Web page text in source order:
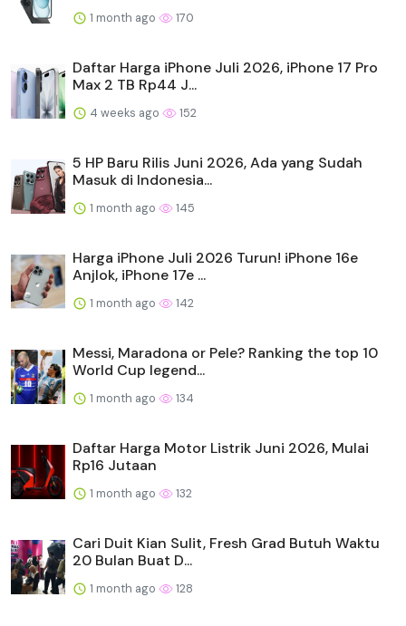
1 month ago 170
Daftar Harga iPhone Juli 2026, iPhone 17 Pro
Max 2 TB Rp44 J...
4 weeks ago 152
5 HP Baru Rilis Juni 2026, Ada yang Sudah
Masuk di Indonesia...
1 month ago 145
Harga iPhone Juli 2026 Turun! iPhone 16e
Anjlok, iPhone 17e ...
1 month ago 142
Messi, Maradona or Pele? Ranking the top 10
World Cup legend...
1 month ago 134
Daftar Harga Motor Listrik Juni 2026, Mulai
Rp16 Jutaan
1 month ago 132
Cari Duit Kian Sulit, Fresh Grad Butuh Waktu
20 Bulan Buat D...
1 month ago 128